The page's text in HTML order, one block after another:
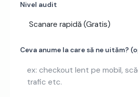
Nivel audit
Ceva anume la care să ne uităm?